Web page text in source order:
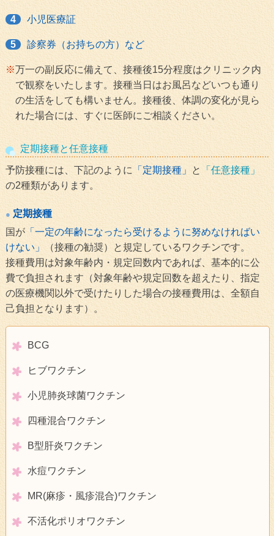
4 小児医療証
5 診察券（お持ちの方）など
万一の副反応に備えて、接種後15分程度はクリニック内
で観察をいたします。接種当日はお風呂などいつも通り
の生活をしても構いません。接種後、体調の変化が見ら
れた場合には、すぐに医師にご相談ください。
定期接種と任意接種
予防接種には、下記のように 「定期接種」 と
「任意接種」
の2種類があります。
定期接種
国が「一定の年齢になったら受けるように努めなければい
けない」
（接種の勧奨）と規定しているワクチンです。
接種費用は対象年齢内・規定回数内であれば、基本的に公
費で負担されます（対象年齢や規定回数を超えたり、指定
の医療機関以外で受けたりした場合の接種費用は、全額自
己負担となります）。
BCG
ヒブワクチン
小児肺炎球菌ワクチン
四種混合ワクチン
B型肝炎ワクチン
水痘ワクチン
MR(麻疹・風疹混合)ワクチン
不活化ポリオワクチン